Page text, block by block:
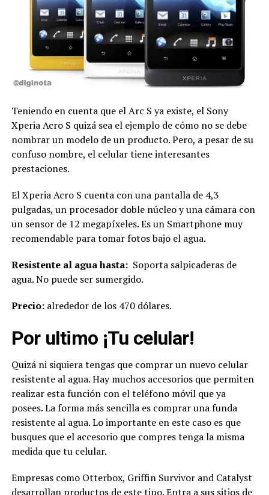
Teniendo en cuenta que el Arc S ya existe, el Sony
Xperia Acro S quizá sea el ejemplo de cómo no se debe
nombrar un modelo de un producto. Pero, a pesar de su
confuso nombre, el celular tiene interesantes
prestaciones.
El Xperia Acro S cuenta con una pantalla de 4,3
pulgadas, un procesador doble núcleo y una cámara con
un sensor de 12 megapíxeles. Es un Smartphone muy
recomendable para tomar fotos bajo el agua.
Resistente al agua hasta: Soporta salpicaderas de
agua. No puede ser sumergido.
Precio: alrededor de los 470 dólares.
Por ultimo ¡Tu celular!
Quizá ni siquiera tengas que comprar un nuevo celular
resistente al agua. Hay muchos accesorios que permiten
realizar esta función con el teléfono móvil que ya
posees. La forma más sencilla es comprar una funda
resistente al agua. Lo importante en este caso es que
busques que el accesorio que compres tenga la misma
medida que tu celular.
Empresas como Otterbox, Griffin Survivor and Catalyst
desarrollan productos de este tipo. Entra a sus sitios de